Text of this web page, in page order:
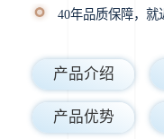
40年品质保障，
产品介绍
产品优势